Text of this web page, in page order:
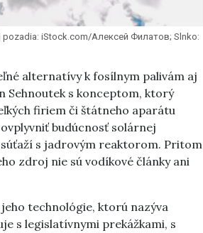
iStock.com/Алексей Филатов; Slnko:
alternatívy k fosílnym palivám aj
Sehnoutek s konceptom, ktorý
firiem či štátneho aparátu
budúcnosť solárnej
s jadrovým reaktorom. Pritom
zdroj nie sú vodíkové články ani
technológie, ktorú nazýva
s legislatívnymi prekážkami, s